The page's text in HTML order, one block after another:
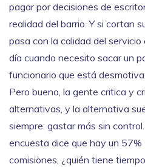
pagar por decisiones de
realidad del barrio. Y si cortan
pasa con la calidad del servicio
día cuando necesito sacar un
funcionario que está
Pero bueno, la gente critica y
alternativas, y la alternativa
siempre: gastar más sin
encuesta dice que hay un 57%
comisiones, ¿quién tiene